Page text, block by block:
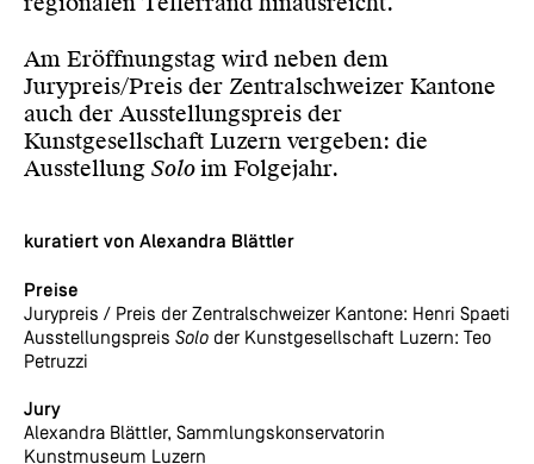
Am Eröffnungstag wird neben dem
Jurypreis/Preis der Zentralschweizer Kantone
auch der Ausstellungspreis der
Kunstgesellschaft Luzern vergeben: die
Ausstellung Soloim Folgejahr.
kuratiert von Alexandra Blättler
Preise
Jurypreis / Preis der Zentralschweizer Kantone: Henri Spaeti
Ausstellungspreis Solo der Kunstgesellschaft Luzern: Teo
Petruzzi
Jury
Alexandra Blättler, Sammlungskonservatorin
Kunstmuseum Luzern